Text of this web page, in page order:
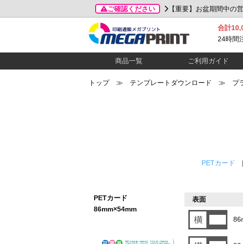
ご確認ください 【重要】お盆期間中の
合計
24時間
商品一覧 ご利用ガイド
トップ≫ テンプレートダウンロード ≫ プラ
PETカード
PETカード
86mm×54mm
表面